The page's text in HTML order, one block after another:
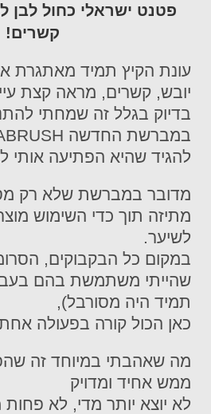
פטנט ישראלי כחול לבן
קשרים!
עונת הקיץ תמיד מאתגרת
יובש, קשרים, מראה קצת
בדיוק בגלל זה שמחתי
להגיד שהיא הפתיעה אותי
מדובר במברשת שלא רק
מתיזה תוך כדי השימוש מוצר
לשיער.
במקום כל הבקבוקים,
שהייתי משתמשת בהם בעבר
תמיד היה מסורבל),
כאן הכול קורה בפעולה
מה שאהבתי במיוחד זה
ממש אחיד ומדויק
לא יוצא יותר מדי, לא פחות